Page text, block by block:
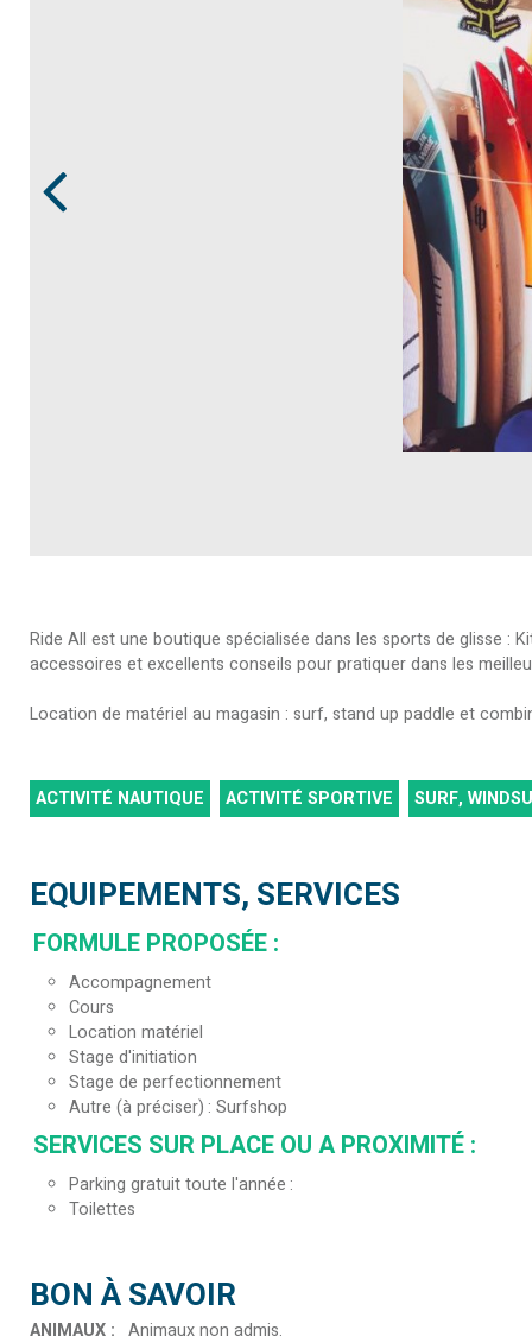
Ride All est une boutique spécialisée dans les sports de glisse :
accessoires et excellents conseils pour pratiquer dans les
Location de matériel au magasin : surf, stand up paddle et
ACTIVITÉ NAUTIQUE ACTIVITÉ SPORTIVE SURF,
EQUIPEMENTS, SERVICES
FORMULE PROPOSÉE :
Accompagnement
Cours
Location matériel
Stage d'initiation
Stage de perfectionnement
Autre (à préciser) Surfshop
SERVICES SUR PLACE OU A PROXIMITÉ :
Parking gratuit toute l'année
Toilettes
BON À SAVOIR